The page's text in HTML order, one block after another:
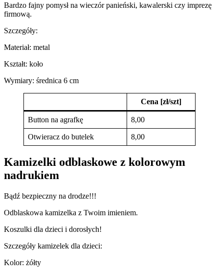
Bardzo fajny pomysł na wieczór panieński, kawalerski czy imprezę
firmową.
Szczegóły:
Materiał: metal
Kształt: koło
Wymiary: średnica 6 cm
Cena [zł/szt]
Button na agrafkę 8,00
Otwieracz do butelek 8,00
Kamizelki odblaskowe z kolorowym
nadrukiem
Bądź bezpieczny na drodze!!!
Odblaskowa kamizelka z Twoim imieniem.
Koszulki dla dzieci i dorosłych!
Szczegóły kamizelek dla dzieci:
Kolor: żółty